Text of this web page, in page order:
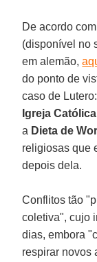
De acordo
(disponível no
em alemão,
do ponto de
caso de
Igreja Católica
a Dieta de
religiosas que
depois dela.
Conflitos tão
coletiva", cujo
dias, embora
respirar novos